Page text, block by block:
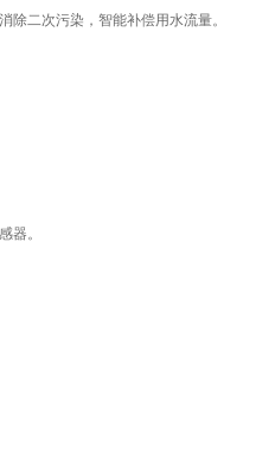
除二次污染，智能补偿用水流量。
器。